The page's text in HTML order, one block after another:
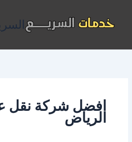
المحتوى
افضل شركة
الرياض